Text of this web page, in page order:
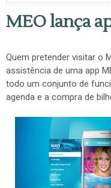
MEO lança
Quem pretender visitar o
assistência de uma app
todo um conjunto de
agenda e a compra de